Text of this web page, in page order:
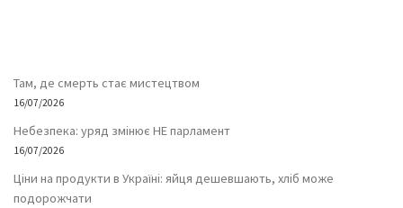
Там, де смерть стає мистецтвом
16/07/2026
Небезпека: уряд змінює НЕ парламент
16/07/2026
Ціни на продукти в Україні: яйця дешевшають, хліб може
подорожчати